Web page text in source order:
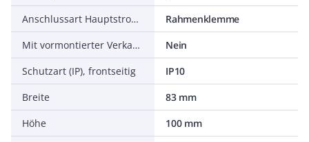
Anschlussart Hauptstromkreis
Rahmenklemme
Mit vormontierter Verkabelung
Nein
Schutzart (IP), frontseitig
IP10
Breite
83 mm
Höhe
100 mm